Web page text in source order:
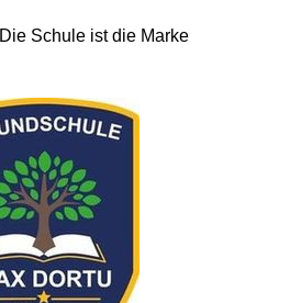
Die Schule ist die Marke